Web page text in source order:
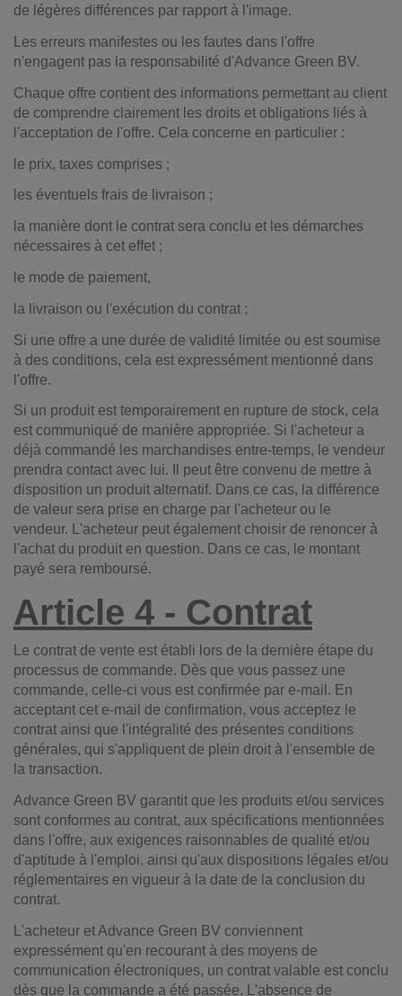
de légères différences par rapport à l'image.
Les erreurs manifestes ou les fautes dans l'offre
n'engagent pas la responsabilité d'Advance Green BV.
Chaque offre contient des informations permettant au client
de comprendre clairement les droits et obligations liés à
l'acceptation de l'offre. Cela concerne en particulier :
le prix, taxes comprises ;
les éventuels frais de livraison ;
la manière dont le contrat sera conclu et les démarches
nécessaires à cet effet ;
le mode de paiement,
la livraison ou l'exécution du contrat ;
Si une offre a une durée de validité limitée ou est soumise
à des conditions, cela est expressément mentionné dans
l'offre.
Si un produit est temporairement en rupture de stock, cela
est communiqué de manière appropriée. Si l'acheteur a
déjà commandé les marchandises entre-temps, le vendeur
prendra contact avec lui. Il peut être convenu de mettre à
disposition un produit alternatif. Dans ce cas, la différence
de valeur sera prise en charge par l'acheteur ou le
vendeur. L'acheteur peut également choisir de renoncer à
l'achat du produit en question. Dans ce cas, le montant
payé sera remboursé.
Article 4 - Contrat
Le contrat de vente est établi lors de la dernière étape du
processus de commande. Dès que vous passez une
commande, celle-ci vous est confirmée par e-mail. En
acceptant cet e-mail de confirmation, vous acceptez le
contrat ainsi que l'intégralité des présentes conditions
générales, qui s'appliquent de plein droit à l'ensemble de
la transaction.
Advance Green BV garantit que les produits et/ou services
sont conformes au contrat, aux spécifications mentionnées
dans l'offre, aux exigences raisonnables de qualité et/ou
d'aptitude à l'emploi, ainsi qu'aux dispositions légales et/ou
réglementaires en vigueur à la date de la conclusion du
contrat.
L'acheteur et Advance Green BV conviennent
expressément qu'en recourant à des moyens de
communication électroniques, un contrat valable est conclu
dès que la commande a été passée. L'absence de